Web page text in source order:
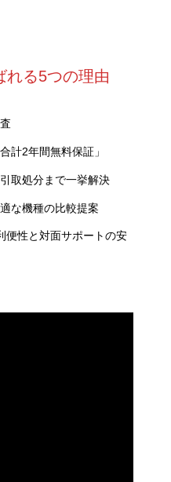
れる5つの理由
計2年間無料保証」
取処分まで一挙解決
な機種の比較提案
便性と対面サポートの安